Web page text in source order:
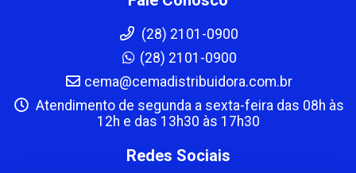
(28) 2101-0900
(28) 2101-0900
cema@cemadistribuidora.com.br
Atendimento de segunda a sexta-feira das 08h às
12h e das 13h30 às 17h30
Redes Sociais